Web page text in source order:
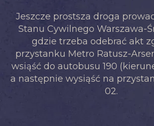
Jeszcze prostsza droga
Stanu Cywilnego Warszawa-
gdzie trzeba odebrać akt
przystanku Metro Ratusz-
wsiąść do autobusu 190
a następnie wysiąść na
02.